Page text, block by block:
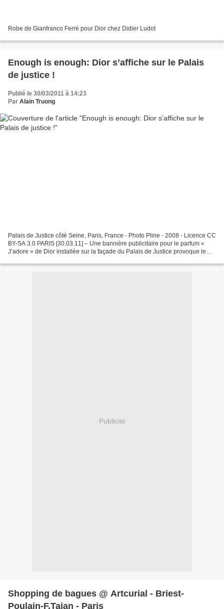
Robe de Gianfranco Ferré pour Dior chez Didier Ludot
Enough is enough: Dior s’affiche sur le Palais
de justice !
Publié le 30/03/2011 à 14:23
Par Alain Truong
Palais de Justice côté Seine, Paris, France - Photo Pline - 2008 - Licence CC
BY-SA 3.0 PARIS [30.03.11] – Une bannière publicitaire pour le parfum «
J’adore » de Dior installée sur la façade du Palais de Justice provoque le
Publicité
Shopping de bagues @ Artcurial - Briest-
Poulain-F.Tajan - Paris